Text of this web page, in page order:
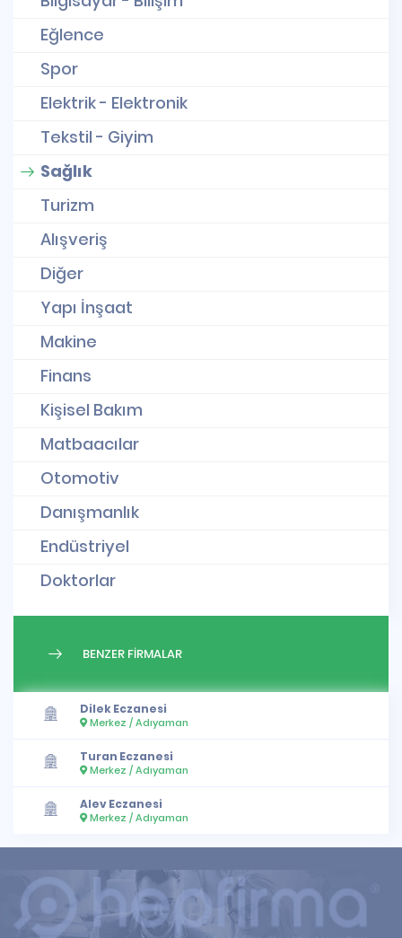
Eğlence
Spor
Elektrik - Elektronik
Tekstil - Giyim
Sağlık
Turizm
Alışveriş
Diğer
Yapı İnşaat
Makine
Finans
Kişisel Bakım
Matbaacılar
Otomotiv
Danışmanlık
Endüstriyel
Doktorlar
BENZER FİRMALAR
Dilek Eczanesi
Merkez / Adıyaman
Turan Eczanesi
Merkez / Adıyaman
Alev Eczanesi
Merkez / Adıyaman